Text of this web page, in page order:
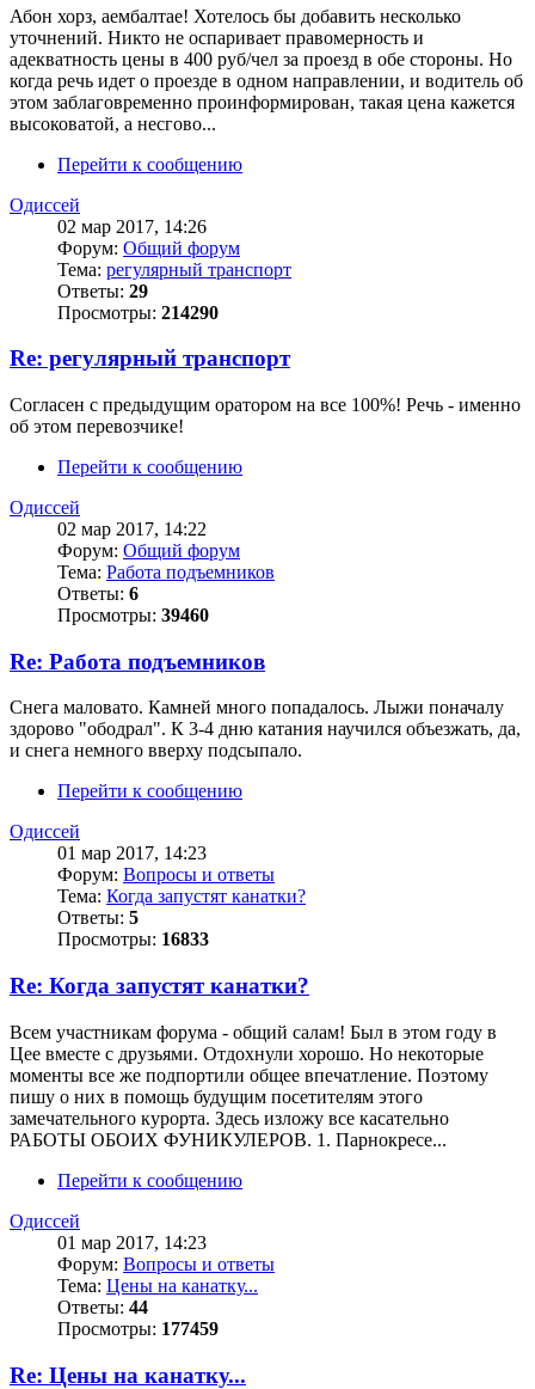
Абон хорз, аембалтае! Хотелось бы добавить несколько
уточнений. Никто не оспаривает правомерность и
адекватность цены в 400 руб/чел за проезд в обе стороны. Но
когда речь идет о проезде в одном направлении, и водитель об
этом заблаговременно проинформирован, такая цена кажется
высоковатой, а несгово...
Перейти к сообщению
Одиссей
02 мар 2017, 14:26
Форум: Общий форум
Тема: регулярный транспорт
Ответы: 29
Просмотры: 214290
Re: регулярный транспорт
Согласен с предыдущим оратором на все 100%! Речь - именно
об этом перевозчике!
Перейти к сообщению
Одиссей
02 мар 2017, 14:22
Форум: Общий форум
Тема: Работа подъемников
Ответы: 6
Просмотры: 39460
Re: Работа подъемников
Снега маловато. Камней много попадалось. Лыжи поначалу
здорово "ободрал". К 3-4 дню катания научился объезжать, да,
и снега немного вверху подсыпало.
Перейти к сообщению
Одиссей
01 мар 2017, 14:23
Форум: Вопросы и ответы
Тема: Когда запустят канатки?
Ответы: 5
Просмотры: 16833
Re: Когда запустят канатки?
Всем участникам форума - общий салам! Был в этом году в
Цее вместе с друзьями. Отдохнули хорошо. Но некоторые
моменты все же подпортили общее впечатление. Поэтому
пишу о них в помощь будущим посетителям этого
замечательного курорта. Здесь изложу все касательно
РАБОТЫ ОБОИХ ФУНИКУЛЕРОВ. 1. Парнокресе...
Перейти к сообщению
Одиссей
01 мар 2017, 14:23
Форум: Вопросы и ответы
Тема: Цены на канатку...
Ответы: 44
Просмотры: 177459
Re: Цены на канатку...